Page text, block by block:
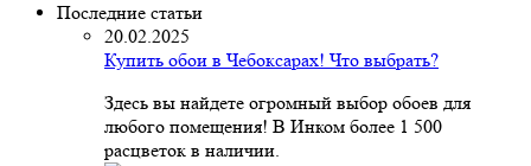
Последние статьи
20.02.2025
Купить обои в Чебоксарах! Что выбрать?
Здесь вы найдете огромный выбор обоев для
любого помещения! В Инком более 1 500
расцветок в наличии.